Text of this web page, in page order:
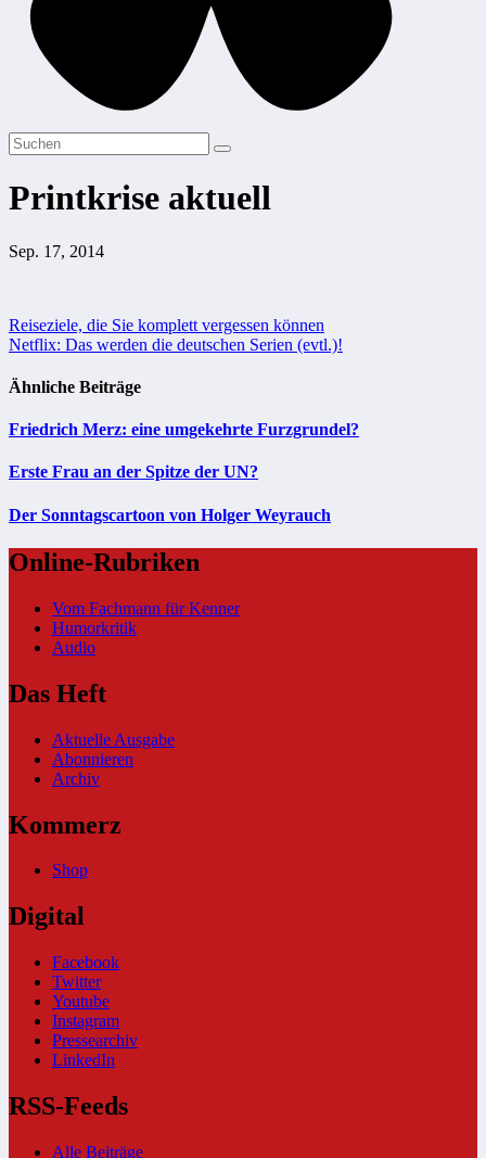
Printkrise aktuell
Sep. 17, 2014
Beitragsnavigation
Reiseziele, die Sie komplett vergessen können
Netflix: Das werden die deutschen Serien (evtl.)!
Ähnliche Beiträge
Friedrich Merz: eine umgekehrte Furzgrundel?
Erste Frau an der Spitze der UN?
Der Sonntagscartoon von Holger Weyrauch
Online-Rubriken
Vom Fachmann für Kenner
Humorkritik
Audio
Das Heft
Aktuelle Ausgabe
Abonnieren
Archiv
Kommerz
Shop
Digital
Facebook
Twitter
Youtube
Instagram
Pressearchiv
LinkedIn
RSS-Feeds
Alle Beiträge